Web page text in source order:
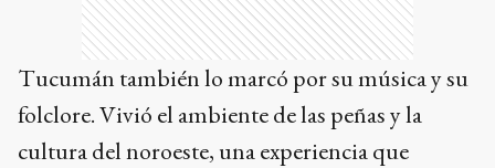
Tucumán también lo marcó por su música y su
folclore. Vivió el ambiente de las peñas y la
cultura del noroeste, una experiencia que